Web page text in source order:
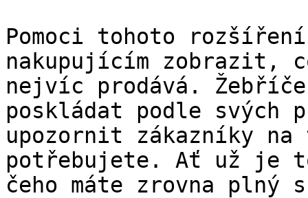
Pomoci tohoto rozšíření
nakupujícím zobrazit,
nejvíc prodává.
poskládat podle svých
upozornit zákazníky
potřebujete. Ať už je
čeho máte zrovna plný